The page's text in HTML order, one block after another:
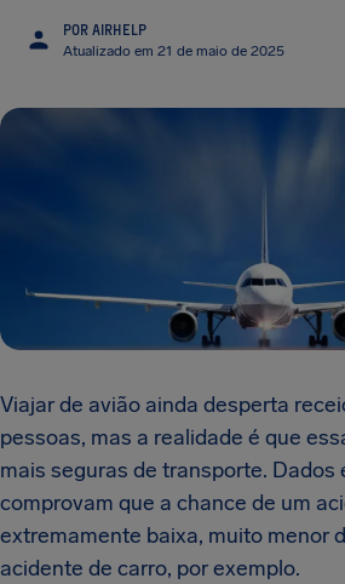
POR AIRHELP
Atualizado em 21 de maio de 2025
Viajar de avião ainda desperta
pessoas, mas a realidade é que
mais seguras de transporte. Dados
comprovam que a chance de um
extremamente baixa, muito menor
acidente de carro, por exemplo.